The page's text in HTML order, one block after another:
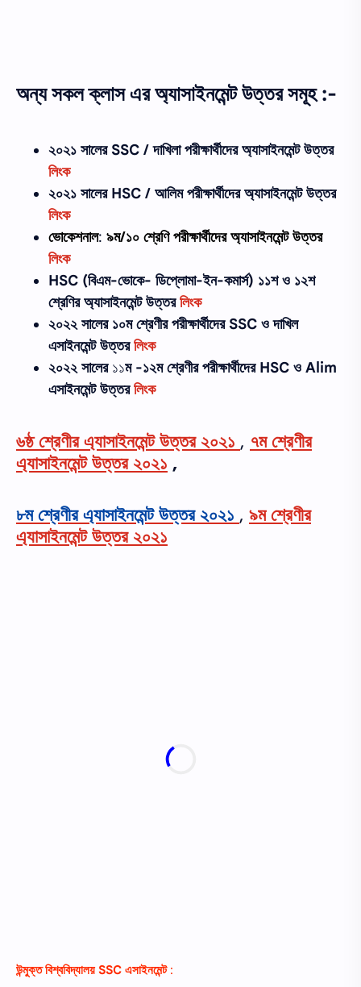
অন্য সকল ক্লাস এর অ্যাসাইনমেন্ট উত্তর সমূহ :-
২০২১ সালের SSC / দাখিলাপরীক্ষার্থীদেরঅ্যাসাইনমেন্ট উত্তর
লিংক
২০২১ সালের HSC / আলিম পরীক্ষার্থীদের অ্যাসাইনমেন্ট উত্তর
লিংক
ভোকেশনাল: ৯ম/১০ শ্রেণিপরীক্ষার্থীদেরঅ্যাসাইনমেন্ট উত্তর
লিংক
HSC (বিএম-ভোকে- ডিপ্লোমা-ইন-কমার্স) ১১শ ও ১২শ
শ্রেণির অ্যাসাইনমেন্ট উত্তরলিংক
২০২২ সালের ১০ম শ্রেণীরপরীক্ষার্থীদেরSSC ও দাখিল
এসাইনমেন্ট উত্তরলিংক
২০২২ সালের১১ম -১২ম শ্রেণীর পরীক্ষার্থীদের HSC ও Alim
এসাইনমেন্ট উত্তরলিংক
৬ষ্ঠ শ্রেণীর এ্যাসাইনমেন্ট উত্তর ২০২১ , ৭ম শ্রেণীর
এ্যাসাইনমেন্ট উত্তর ২০২১ ,
৮ম শ্রেণীর এ্যাসাইনমেন্ট উত্তর ২০২১ , ৯ম শ্রেণীর
এ্যাসাইনমেন্ট উত্তর ২০২১
উন্মুক্ত বিশ্ববিদ্যালয়SSC এসাইনমেন্ট: